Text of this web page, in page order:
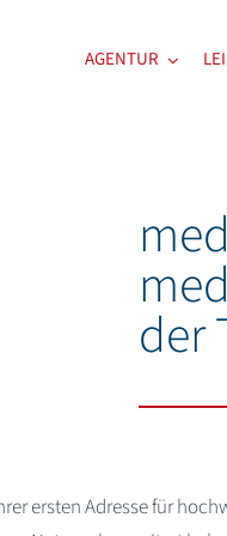
AGENTUR
der
ersten Adresse für